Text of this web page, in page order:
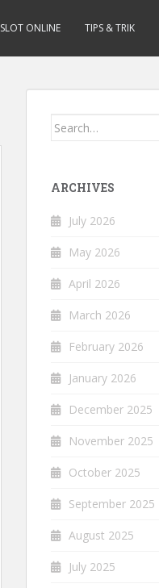
SLOT ONLINE TIPS & TRIK
Search
ARCHIVES
July 2026
May 2026
April 2026
March 2026
February 2026
January 2026
December 2025
November 2025
October 2025
September 2025
August 2025
July 2025